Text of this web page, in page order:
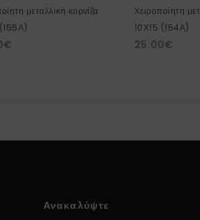
μεταλλική κορνίζα
€
Χειροποίητη
10Χ15 (154Α)
25.00€
Ανακαλύψτε